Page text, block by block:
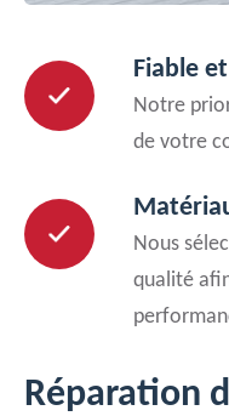
Fiable
Notre
de votre
Nous
qualité
Réparation